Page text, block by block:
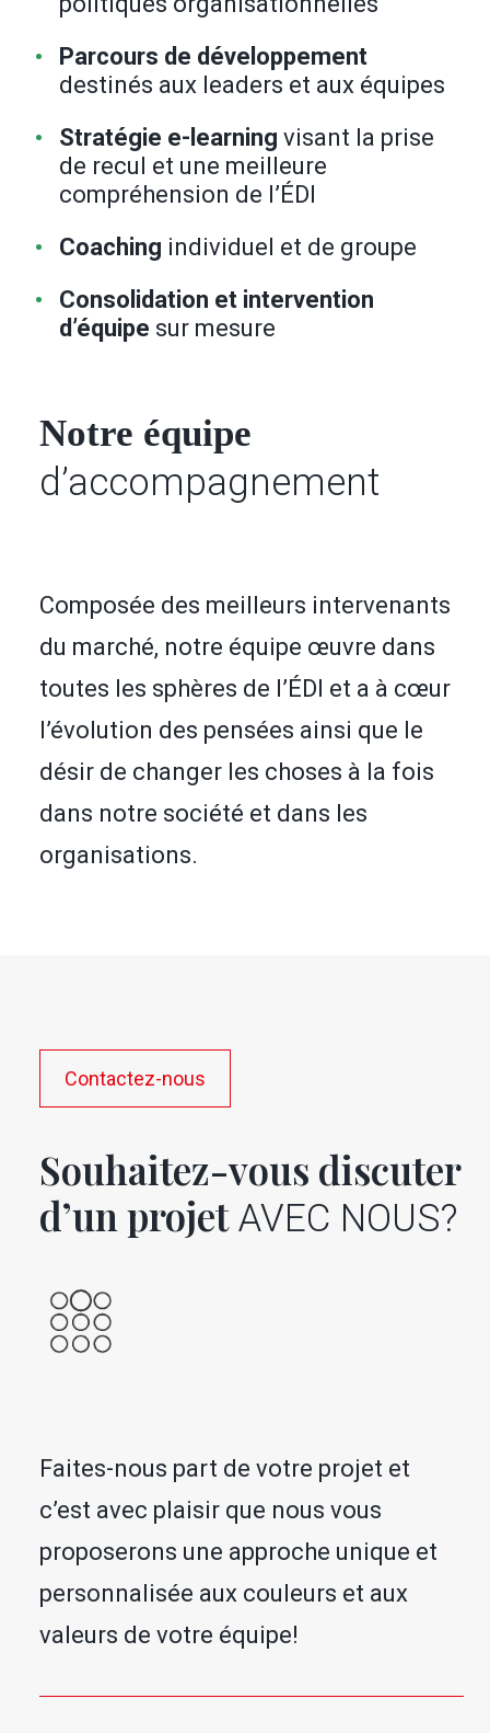
Parcours de développement
destinés aux leaders et aux équipes
Stratégie e-learning visant la prise
de recul et une meilleure
compréhension de l’ÉDI
Coaching individuel et de groupe
Consolidation et intervention
d’équipe sur mesure
Notre équipe
d’accompagnement
Composée des meilleurs intervenants
du marché, notre équipe œuvre dans
toutes les sphères de l’ÉDI et a à cœur
l’évolution des pensées ainsi que le
désir de changer les choses à la fois
dans notre société et dans les
organisations.
Contactez-nous
Souhaitez-vous discuter
d’un projetAVEC NOUS?
Faites-nous part de votre projet et
c’est avec plaisir que nous vous
proposerons une approche unique et
personnalisée aux couleurs et aux
valeurs de votre équipe!